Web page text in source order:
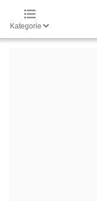
Kategorie